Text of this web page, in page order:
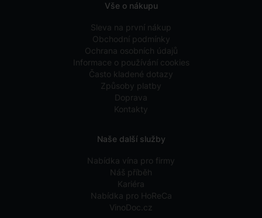
Vše o nákupu
Sleva na první nákup
Obchodní podmínky
Ochrana osobních údajů
Informace o používání cookies
Často kladené dotazy
Způsoby platby
Doprava
Kontakty
Naše další služby
Nabídka vína pro firmy
Náš příběh
Kariéra
Nabídka pro HoReCa
VinoDoc.cz